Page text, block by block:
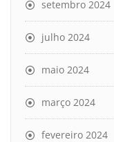
setembro 2024
julho 2024
maio 2024
março 2024
fevereiro 2024